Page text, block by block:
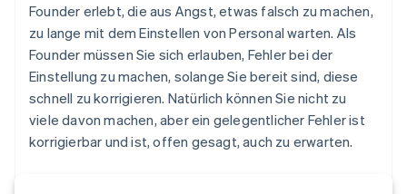
Founder erlebt, die aus Angst, etwas falsch zu machen,
zu lange mit dem Einstellen von Personal warten. Als
Founder müssen Sie sich erlauben, Fehler bei der
Einstellung zu machen, solange Sie bereit sind, diese
schnell zu korrigieren. Natürlich können Sie nicht zu
viele davon machen, aber ein gelegentlicher Fehler ist
korrigierbar und ist, offen gesagt, auch zu erwarten.
Indien
English
Irland
English
Italien
ItalianoEnglish
Japan
日本語English